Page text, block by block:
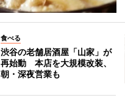
食べる
渋谷の老舗居酒屋「山家」が
再始動 本店を大規模改装、
朝・深夜営業も